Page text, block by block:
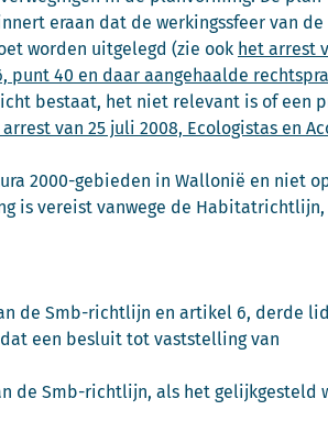
eraan dat de werkingssfeer van
worden uitgelegd (zie ook het arrest
punt 40 en daar aangehaalde
bestaat, het niet relevant is of een
van 25 juli 2008, Ecologistas en
2000-gebieden in Wallonië en niet
is vereist vanwege de
de Smb-richtlijn en artikel 6, derde
een besluit tot vaststelling van
de Smb-richtlijn, als het gelijkgesteld